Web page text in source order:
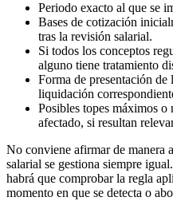
Periodo exacto al que se
Bases de cotización
tras la revisión salarial.
Si todos los conceptos
alguno tiene tratamiento
Forma de presentación de
liquidación
Posibles topes máximos
afectado, si resultan
No conviene afirmar de manera
salarial se gestiona siempre
habrá que comprobar la regla
momento en que se detecta o